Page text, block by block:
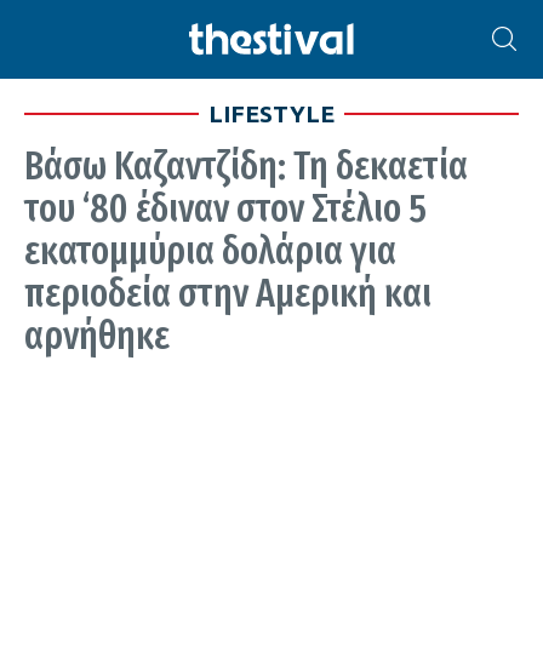
LIFESTYLE
Βάσω Καζαντζίδη: Τη δεκαετία
του ‘80 έδιναν στον Στέλιο 5
εκατομμύρια δολάρια για
περιοδεία στην Αμερική και
αρνήθηκε